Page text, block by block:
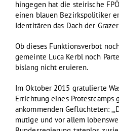
hingegen hat die steirische
einen blauen Bezirkspolitiker
Identitären das Dach der
Ob dieses Funktionsverbot
gemeinte Luca Kerbl noch
bislang nicht eruieren.
Im Oktober 2015 gratulierte
Errichtung eines Protestcamps
ankommenden Geflüchteten:
mutige und vor allem